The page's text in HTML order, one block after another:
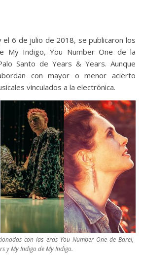
6 de julio de 2018, se publicaron los
My Indigo, You Number One de la
Santo de Years & Years. Aunque
con mayor o menor acierto
vinculados a la electrónica.
con las eras You Number One de Barei,
y My Indigo de My Indigo.